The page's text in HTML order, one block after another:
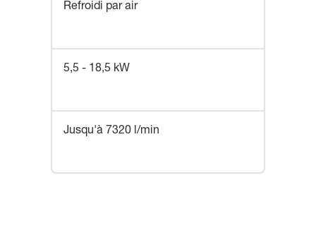
Refroidi par air
5,5 - 18,5 kW
Jusqu'à 7320 l/min